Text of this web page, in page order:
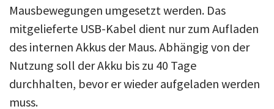
Mausbewegungen umgesetzt werden. Das
mitgelieferte USB-Kabel dient nur zum Aufladen
des internen Akkus der Maus. Abhängig von der
Nutzung soll der Akku bis zu 40 Tage
durchhalten, bevor er wieder aufgeladen werden
muss.